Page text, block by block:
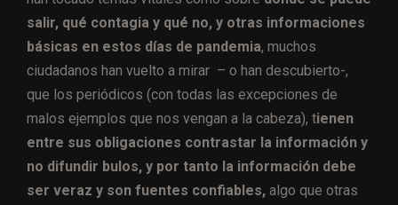
salir, qué contagia y qué no, y otras informaciones
básicas en estos días de pandemia, muchos
ciudadanos han vuelto a mirar – o han descubierto-,
que los periódicos (con todas las excepciones de
malos ejemplos que nos vengan a la cabeza), tienen
entre sus obligaciones contrastar la información y
no difundir bulos, y por tanto la información debe
ser veraz y son fuentes confiables, algo que otras